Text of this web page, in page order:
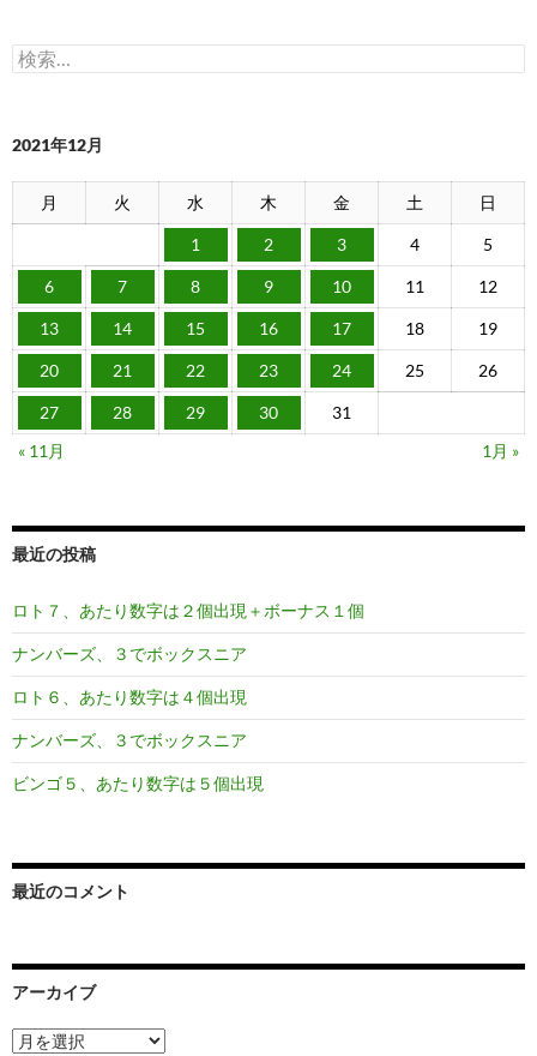
検
索:
2021年12月
月 火 水 木 金 土 日
1 2 3 4 5
6 7 8 9 10 11 12
13 14 15 16 17 18 19
20 21 22 23 24 25 26
27 28 29 30
31
« 11月
1月 »
最近の投稿
ロト７、あたり数字は２個出現＋ボーナス１個
ナンバーズ、３でボックスニア
ロト６、あたり数字は４個出現
ナンバーズ、３でボックスニア
ビンゴ５、あたり数字は５個出現
最近のコメント
アーカイブ
ア